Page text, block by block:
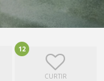
12
CURTIR